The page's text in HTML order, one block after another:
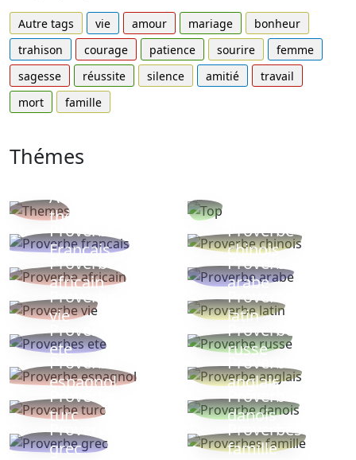
Autre tags vie amour mariage
bonheur
trahison
courage patience sourire
femme
sagesse
réussite silence amitié
travail
mort
famille
Thémes
Autres
thèmes
Proverbe
Français
Proverbe
chinois
Proverbe
africain
Proverbe
arabe
Proverbe
vie
Proverbe
latin
Proverbes
ete
Proverbe
russe
Proverbe
espagnol
Proverbe
anglais
Proverbe
turc
Proverbe
danois
Proverbe
grec
Proverbes
famille